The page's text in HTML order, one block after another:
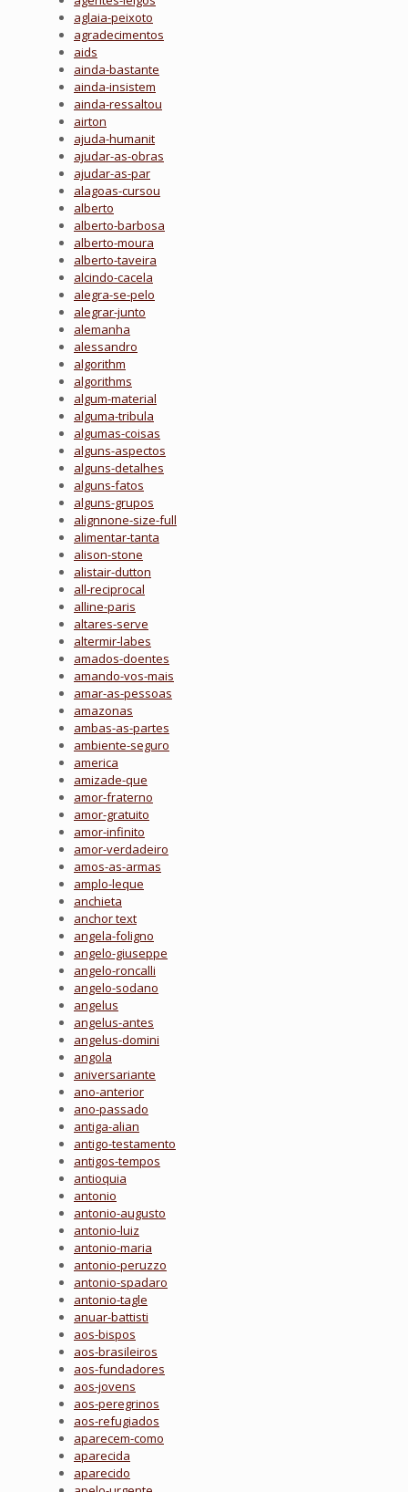
aglaia-peixoto
agradecimentos
aids
ainda-bastante
ainda-insistem
ainda-ressaltou
airton
ajuda-humanit
ajudar-as-obras
ajudar-as-par
alagoas-cursou
alberto
alberto-barbosa
alberto-moura
alberto-taveira
alcindo-cacela
alegra-se-pelo
alegrar-junto
alemanha
alessandro
algorithm
algorithms
algum-material
alguma-tribula
algumas-coisas
alguns-aspectos
alguns-detalhes
alguns-fatos
alguns-grupos
alignnone-size-full
alimentar-tanta
alison-stone
alistair-dutton
all-reciprocal
alline-paris
altares-serve
altermir-labes
amados-doentes
amando-vos-mais
amar-as-pessoas
amazonas
ambas-as-partes
ambiente-seguro
america
amizade-que
amor-fraterno
amor-gratuito
amor-infinito
amor-verdadeiro
amos-as-armas
amplo-leque
anchieta
anchor text
angela-foligno
angelo-giuseppe
angelo-roncalli
angelo-sodano
angelus
angelus-antes
angelus-domini
angola
aniversariante
ano-anterior
ano-passado
antiga-alian
antigo-testamento
antigos-tempos
antioquia
antonio
antonio-augusto
antonio-luiz
antonio-maria
antonio-peruzzo
antonio-spadaro
antonio-tagle
anuar-battisti
aos-bispos
aos-brasileiros
aos-fundadores
aos-jovens
aos-peregrinos
aos-refugiados
aparecem-como
aparecida
aparecido